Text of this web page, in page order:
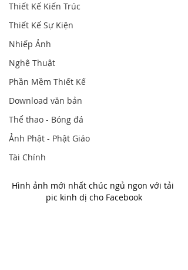
Thiết Kế Kiến Trúc
Thiết Kế Sự Kiện
Nhiếp Ảnh
Nghệ Thuật
Phần Mềm Thiết Kế
Download văn bản
Thể thao - Bóng đá
Ảnh Phật - Phật Giáo
Tài Chính
Hình ảnh mới nhất chúc ngủ ngon với tải
pic kinh dị cho Facebook